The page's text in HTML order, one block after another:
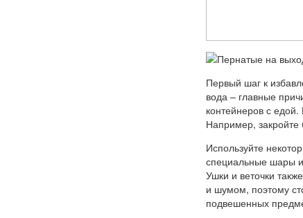
Первый шаг к
вода – главные
контейнеров с
Например, закройте
Используйте
специальные шары
Ушки и веточки
и шумом, поэтому
подвешенных